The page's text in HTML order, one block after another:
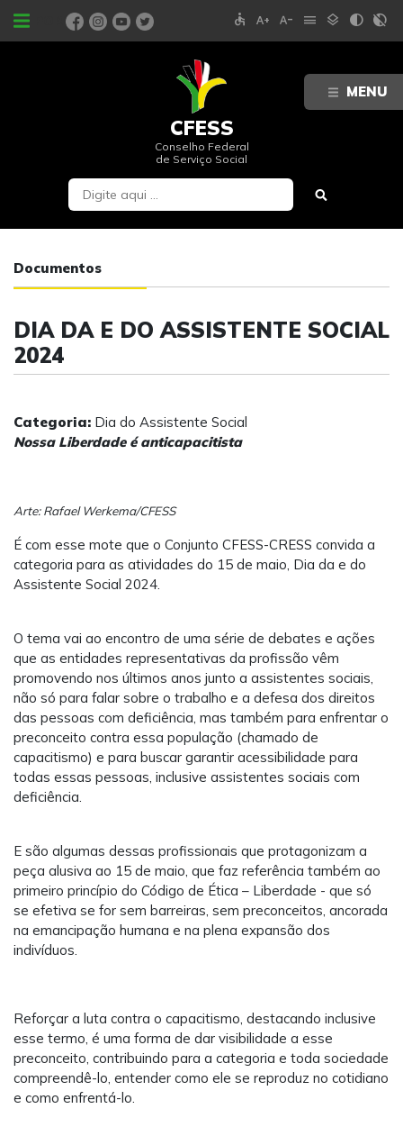
MENU
PORTAIS accessible text_increase text_decrease menu layers contrast contrast_rtl_off
CFESS
Conselho Federal
de Serviço Social
Documentos
DIA DA E DO ASSISTENTE SOCIAL
2024
Categoria: Dia do Assistente Social
Nossa Liberdade é anticapacitista
Arte: Rafael Werkema/CFESS
É com esse mote que o Conjunto CFESS-CRESS convida a
categoria para as atividades do 15 de maio, Dia da e do
Assistente Social 2024.
O tema vai ao encontro de uma série de debates e ações
que as entidades representativas da profissão vêm
promovendo nos últimos anos junto a assistentes sociais,
não só para falar sobre o trabalho e a defesa dos direitos
das pessoas com deficiência, mas também para enfrentar o
preconceito contra essa população (chamado de
capacitismo) e para buscar garantir acessibilidade para
todas essas pessoas, inclusive assistentes sociais com
deficiência.
E são algumas dessas profissionais que protagonizam a
peça alusiva ao 15 de maio, que faz referência também ao
primeiro princípio do Código de Ética – Liberdade - que só
se efetiva se for sem barreiras, sem preconceitos, ancorada
na emancipação humana e na plena expansão dos
indivíduos.
Reforçar a luta contra o capacitismo, destacando inclusive
esse termo, é uma forma de dar visibilidade a esse
preconceito, contribuindo para a categoria e toda sociedade
compreendê-lo, entender como ele se reproduz no cotidiano
e como enfrentá-lo.